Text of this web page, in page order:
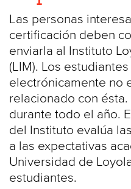
Las personas
certificación deben
enviarla al Instituto
(LIM). Los
electrónicamente no
relacionado con
durante todo el año.
del Instituto evalúa
a las expectativas
Universidad de
estudiantes.